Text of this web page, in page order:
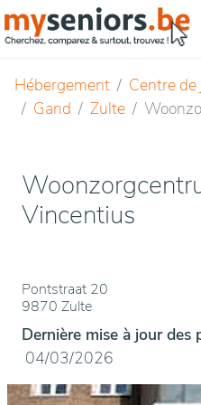
Hébergement Centre de
Gand
Zulte
Vincentius
Pontstraat 20
9870 Zulte
Dernière mise à jour des
04/03/2026